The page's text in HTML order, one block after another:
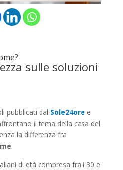
sulle soluzioni
pubblicati dal Sole24ore e
il tema della casa del
la differenza fra
.
di età compresa fra i 30 e